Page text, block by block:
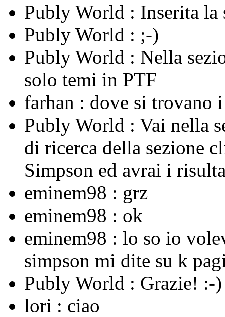
Publy World : Inserita
Publy World : ;-)
Publy World : Nella
solo temi in PTF
farhan : dove si trovano
Publy World : Vai nella
di ricerca della sezione
Simpson ed avrai i
eminem98 : grz
eminem98 : ok
eminem98 : lo so io
simpson mi dite su k
Publy World : Grazie! :-)
lori : ciao